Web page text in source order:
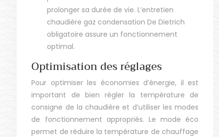
prolonger sa durée de vie. L’entretien
chaudière gaz condensation De Dietrich
obligatoire assure un fonctionnement
optimal.
Optimisation des réglages
Pour optimiser les économies d’énergie, il est
important de bien régler la température de
consigne de la chaudière et d’utiliser les modes
de fonctionnement appropriés. Le mode éco
permet de réduire la température de chauffage